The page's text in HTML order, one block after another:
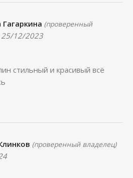
(проверенный
25/12/2023
стильный и красивый всё
(проверенный владелец)